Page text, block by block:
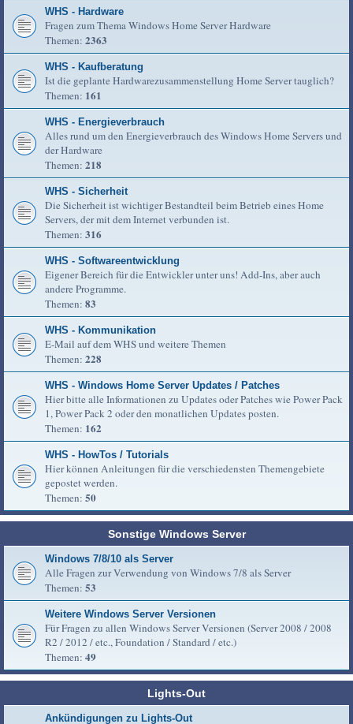
WHS - Hardware
Fragen zum Thema Windows Home Server Hardware
Themen: 2363
WHS - Kaufberatung
Ist die geplante Hardwarezusammenstellung Home Server tauglich?
Themen: 161
WHS - Energieverbrauch
Alles rund um den Energieverbrauch des Windows Home Servers und
der Hardware
Themen: 218
WHS - Sicherheit
Die Sicherheit ist wichtiger Bestandteil beim Betrieb eines Home
Servers, der mit dem Internet verbunden ist.
Themen: 316
WHS - Softwareentwicklung
Eigener Bereich für die Entwickler unter uns! Add-Ins, aber auch
andere Programme.
Themen: 83
WHS - Kommunikation
E-Mail auf dem WHS und weitere Themen
Themen: 228
WHS - Windows Home Server Updates / Patches
Hier bitte alle Informationen zu Updates oder Patches wie Power Pack
1, Power Pack 2 oder den monatlichen Updates posten.
Themen: 162
WHS - HowTos / Tutorials
Hier können Anleitungen für die verschiedensten Themengebiete
gepostet werden.
Themen: 50
Sonstige Windows Server
Windows 7/8/10 als Server
Alle Fragen zur Verwendung von Windows 7/8 als Server
Themen: 53
Weitere Windows Server Versionen
Für Fragen zu allen Windows Server Versionen (Server 2008 / 2008
R2 / 2012 / etc., Foundation / Standard / etc.)
Themen: 49
Lights-Out
Ankündigungen zu Lights-Out